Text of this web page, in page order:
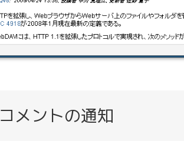
コメントの通知